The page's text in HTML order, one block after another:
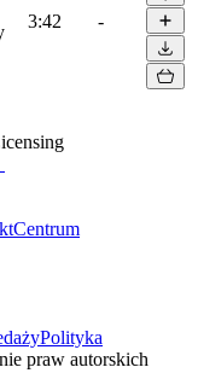
3:42 -
Centrum
Polityka
praw autorskich